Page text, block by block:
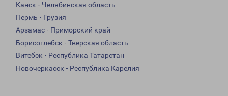
Канск - Челябинская область
Пермь - Грузия
Арзамас - Приморский край
Борисоглебск - Тверская область
Витебск - Республика Татарстан
Новочеркасск - Республика Карелия